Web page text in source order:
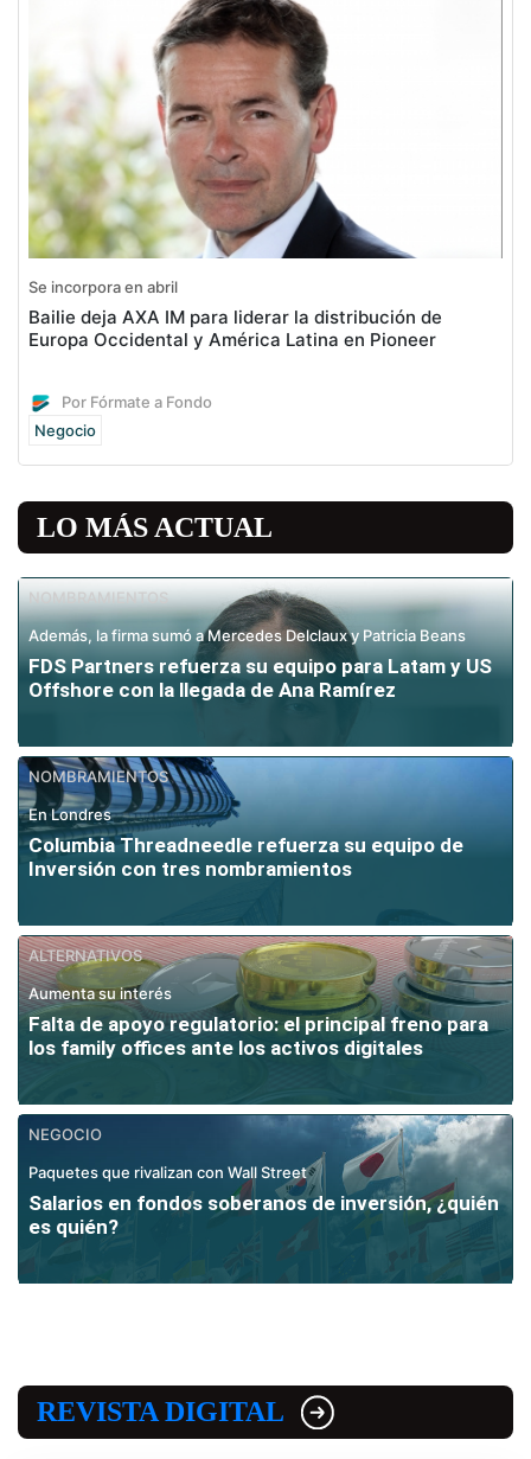
Se incorpora en abril
Bailie deja AXA IM para liderar la distribución de
Europa Occidental y América Latina en Pioneer
Por Fórmate a Fondo
Negocio
LO MÁS ACTUAL
NOMBRAMIENTOS
Además, la firma sumó a Mercedes Delclaux y Patricia Beans
FDS Partners refuerza su equipo para Latam y US
Offshore con la llegada de Ana Ramírez
NOMBRAMIENTOS
En Londres
Columbia Threadneedle refuerza su equipo de
Inversión con tres nombramientos
ALTERNATIVOS
Aumenta su interés
Falta de apoyo regulatorio: el principal freno para
los family offices ante los activos digitales
NEGOCIO
Paquetes que rivalizan con Wall Street
Salarios en fondos soberanos de inversión, ¿quién
es quién?
REVISTA DIGITAL